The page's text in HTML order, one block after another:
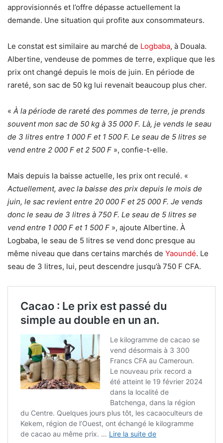
approvisionnés et l’offre dépasse actuellement la
demande. Une situation qui profite aux consommateurs.
Le constat est similaire au marché de Logbaba, à Douala.
Albertine, vendeuse de pommes de terre, explique que les
prix ont changé depuis le mois de juin. En période de
rareté, son sac de 50 kg lui revenait beaucoup plus cher.
« À la période de rareté des pommes de terre, je prends
souvent mon sac de 50 kg à 35 000 F. Là, je vends le seau
de 3 litres entre 1 000 F et 1 500 F. Le seau de 5 litres se
vend entre 2 000 F et 2 500 F », confie-t-elle.
Mais depuis la baisse actuelle, les prix ont reculé. «
Actuellement, avec la baisse des prix depuis le mois de
juin, le sac revient entre 20 000 F et 25 000 F. Je vends
donc le seau de 3 litres à 750 F. Le seau de 5 litres se
vend entre 1 000 F et 1 500 F », ajoute Albertine. À
Logbaba, le seau de 5 litres se vend donc presque au
même niveau que dans certains marchés de Yaoundé. Le
seau de 3 litres, lui, peut descendre jusqu’à 750 F CFA.